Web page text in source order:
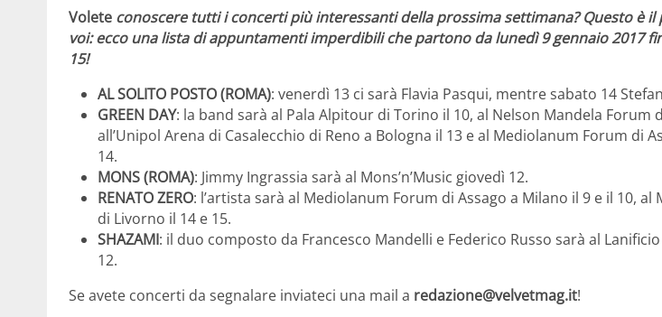
Volete conoscere tutti i concerti più interessanti della prossima settimana? Questo è
voi: ecco una lista di appuntamenti imperdibili che partono da lunedì 9 gennaio 2017
15!
AL SOLITO POSTO (ROMA): venerdì 13 ci sarà Flavia Pasqui, mentre sabato 14
GREEN DAY: la band sarà al Pala Alpitour di Torino il 10, al Nelson Mandela Forum
all’Unipol Arena di Casalecchio di Reno a Bologna il 13 e al Mediolanum Forum di
14.
MONS (ROMA): Jimmy Ingrassia sarà al Mons’n’Music giovedì 12.
RENATO ZERO: l’artista sarà al Mediolanum Forum di Assago a Milano il 9 e il 10, al
di Livorno il 14 e 15.
SHAZAMI: il duo composto da Francesco Mandelli e Federico Russo sarà al
12.
Se avete concerti da segnalare inviateci una mail a redazione@velvetmag.it!